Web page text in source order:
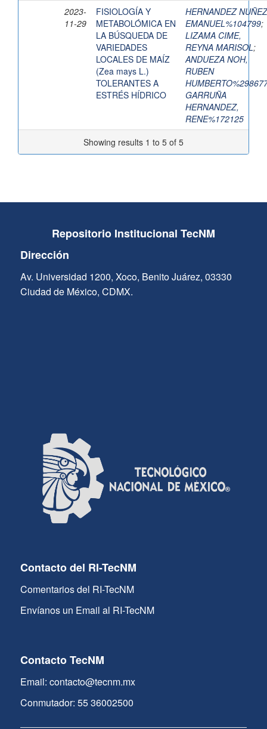
2023-
11-29
FISIOLOGÍA Y
METABOLÓMICA EN
LA BÚSQUEDA DE
VARIEDADES
LOCALES DE MAÍZ
(Zea mays L.)
TOLERANTES A
ESTRÉS HÍDRICO
HERNANDEZ
EMANUEL%104799;
LIZAMA CIME,
REYNA MARISOL;
ANDUEZA NOH,
RUBEN
GARRUÑA
HERNANDEZ,
RENE%172125
Showing results 1 to 5 of 5
Repositorio Institucional TecNM
Dirección
Av. Universidad 1200, Xoco, Benito Juárez, 03330
Ciudad de México, CDMX.
Contacto del RI-TecNM
Comentarios del RI-TecNM
Envíanos un Email al RI-TecNM
Contacto TecNM
Email: contacto@tecnm.mx
Conmutador: 55 36002500